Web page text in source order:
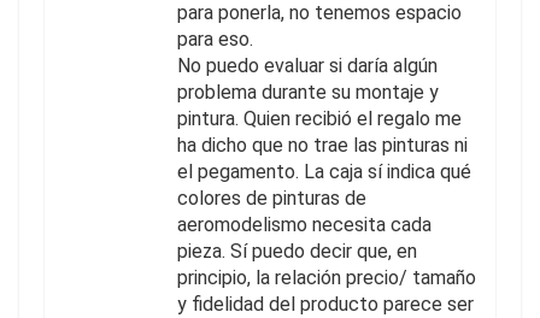
para ponerla, no tenemos espacio
para eso.
No puedo evaluar si daría algún
problema durante su montaje y
pintura. Quien recibió el regalo me
ha dicho que no trae las pinturas ni
el pegamento. La caja sí indica qué
colores de pinturas de
aeromodelismo necesita cada
pieza. Sí puedo decir que, en
principio, la relación precio/ tamaño
y fidelidad del producto parece ser